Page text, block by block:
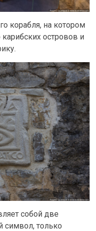
корабля, на котором
островов и
собой две
символ, только